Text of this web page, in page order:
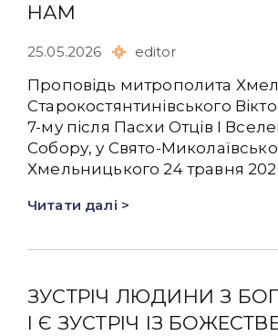
НАМ
25.05.2026 editor
Проповідь митрополита
Старокостянтинівського
7-му після Пасхи Отців І
Собору, у Свято-
Хмельницького 24 травня
Читати далі >
ЗУСТРІЧ ЛЮДИНИ З
І Є ЗУСТРІЧ ІЗ